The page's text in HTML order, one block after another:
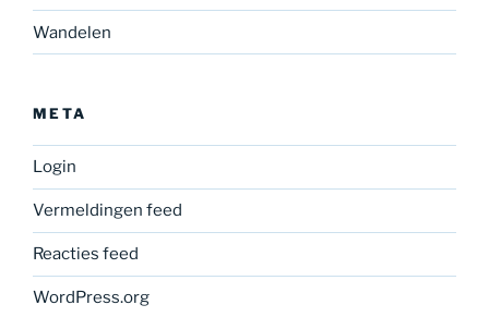
Wandelen
META
Login
Vermeldingen feed
Reacties feed
WordPress.org